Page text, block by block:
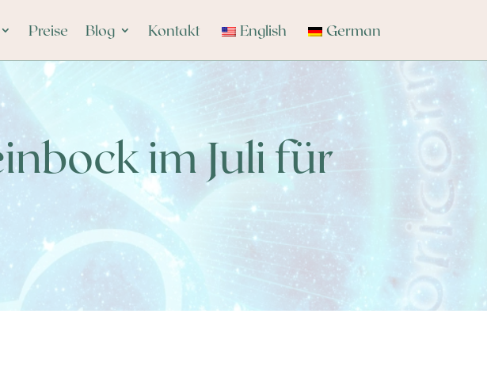
Preise Blog Kontakt English German
im Juli für